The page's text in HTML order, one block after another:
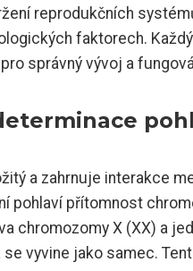
reprodukčních
faktorech.
správný vývoj a
a zahrnuje interakce
pohlaví přítomnost
chromozomy X (XX) a
se vyvine jako samec.